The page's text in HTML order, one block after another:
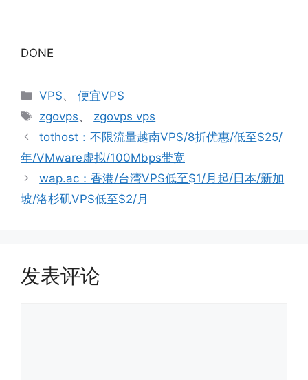
DONE
分
VPS、便宜VPS
标
签
zgovps、 zgovps vps
tothost：不限流量越南VPS/8折优惠/低至$25/
年/VMware虚拟/100Mbps带宽
wap.ac：香港/台湾VPS低至$1/月起/日本/新加
坡/洛杉矶VPS低至$2/月
发表评论